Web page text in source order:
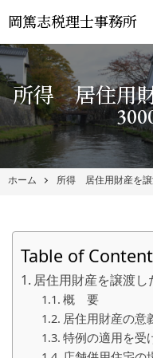
岡篤志税理士事務所
所得 居住用
ホーム 所得 居住用財産を
Table of
居住用財産を譲渡
概 要
居住用財産の意
特例の適用を受